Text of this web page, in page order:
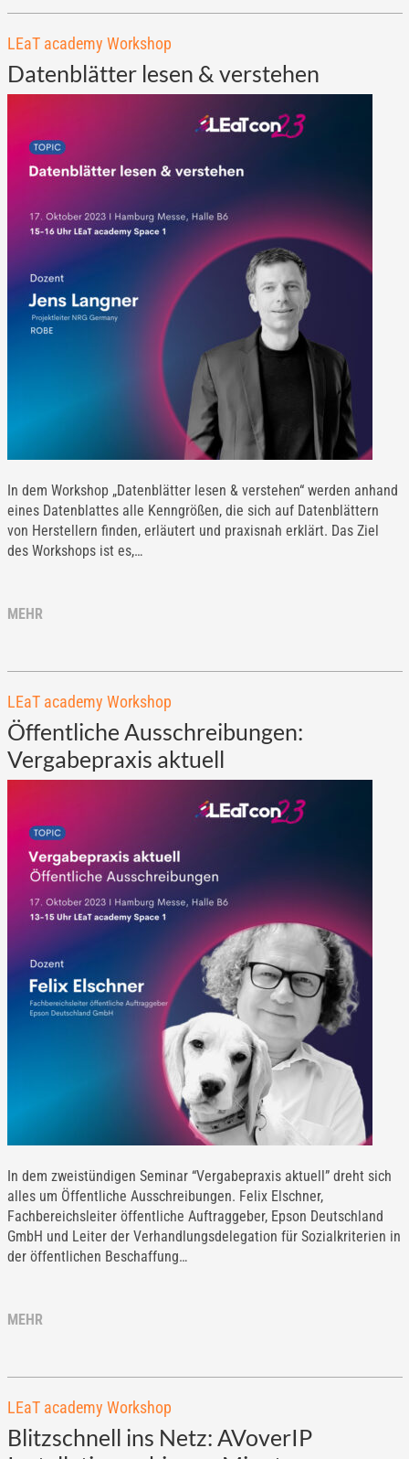
LEaT academy Workshop
Datenblätter lesen & verstehen
In dem Workshop „Datenblätter lesen & verstehen“ werden anhand
eines Datenblattes alle Kenngrößen, die sich auf Datenblättern
von Herstellern finden, erläutert und praxisnah erklärt. Das Ziel
des Workshops ist es,…
MEHR
LEaT academy Workshop
Öffentliche Ausschreibungen:
Vergabepraxis aktuell
In dem zweistündigen Seminar “Vergabepraxis aktuell” dreht sich
alles um Öffentliche Ausschreibungen. Felix Elschner,
Fachbereichsleiter öffentliche Auftraggeber, Epson Deutschland
GmbH und Leiter der Verhandlungsdelegation für Sozialkriterien in
der öffentlichen Beschaffung…
MEHR
LEaT academy Workshop
Blitzschnell ins Netz: AVoverIP